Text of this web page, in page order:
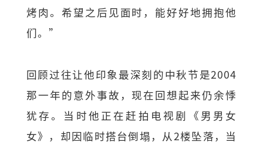
烤肉。希望之后见面时，能好好地拥抱他
们。”
回顾过往让他印象最深刻的中秋节是2004
那一年的意外事故，现在回想起来仍余悸
犹存。当时他正在赶拍电视剧《男男女
女》，却因临时搭台倒塌，从2楼坠落，当